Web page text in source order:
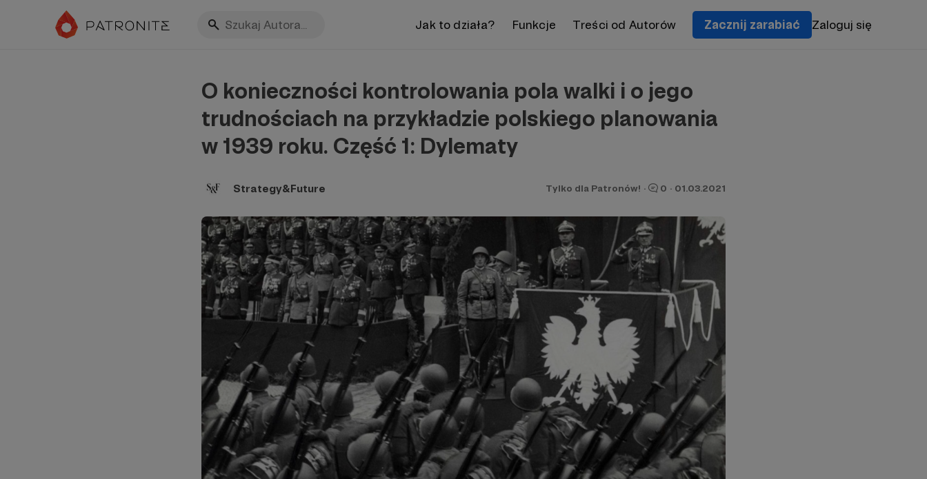
Jak to działa? Funkcje Treści od Autorów Zacznij zarabiać Zaloguj się
O konieczności kontrolowania pola walki i o jego
trudnościach na przykładzie polskiego planowania
w 1939 roku. Część 1: Dylematy
Strategy&Future Tylko dla Patronów! · 0 · 01.03.2021